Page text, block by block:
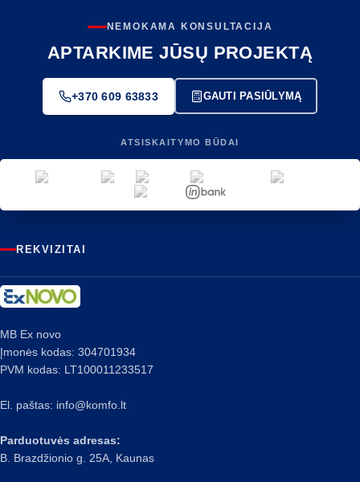
NEMOKAMA KONSULTACIJA
APTARKIME JŪSŲ PROJEKTĄ
+370 609 63833 GAUTI PASIŪLYMĄ
ATSISKAITYMO BŪDAI
REKVIZITAI
MB Ex novo
Įmonės kodas: 304701934
PVM kodas: LT100011233517
El. paštas: info@komfo.lt
Parduotuvės adresas:
B. Brazdžionio g. 25A, Kaunas